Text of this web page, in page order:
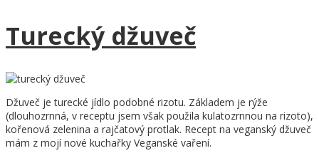
Turecký džuveč
Džuveč je turecké jídlo podobné rizotu. Základem je rýže
(dlouhozrnná, v receptu jsem však použila kulatozrnnou na rizoto),
kořenová zelenina a rajčatový protlak. Recept na veganský džuveč
mám z mojí nové kuchařky Veganské vaření.